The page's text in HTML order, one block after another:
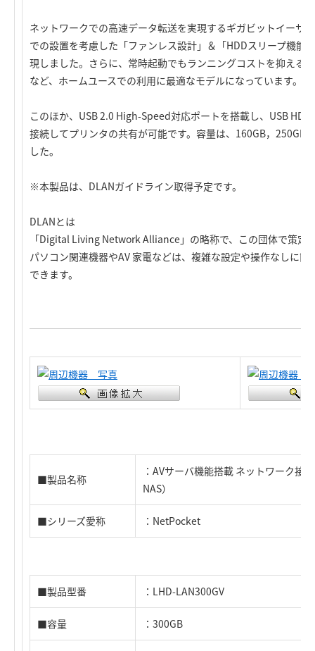
ネットワークでの高速データ転送を実現するギガビットイーサ
での設置を考慮した「ファンレス設計」＆「HDDスリープ機能
現しました。さらに、常時起動でもランニングコストを抑える
など、ホームユースでの利用に最適なモデルになっています。
このほか、USB 2.0 High-Speed対応ポートを搭載し、USB HD
接続してプリンタの共有が可能です。容量は、160GB，250GB
した。
※本製品は、DLANガイドライン取得予定です。
DLANとは
「Digital Living Network Alliance」の略称で、この団体で策定
パソコン関連機器やAV 家電などは、複雑な設定や操作なしに
できます。
■製品名称
：AVサーバ機能搭載 ネットワーク接
NAS）
■シリーズ愛称 ：NetPocket
■製品型番 ：LHD-LAN300GV
■容量 ：300GB